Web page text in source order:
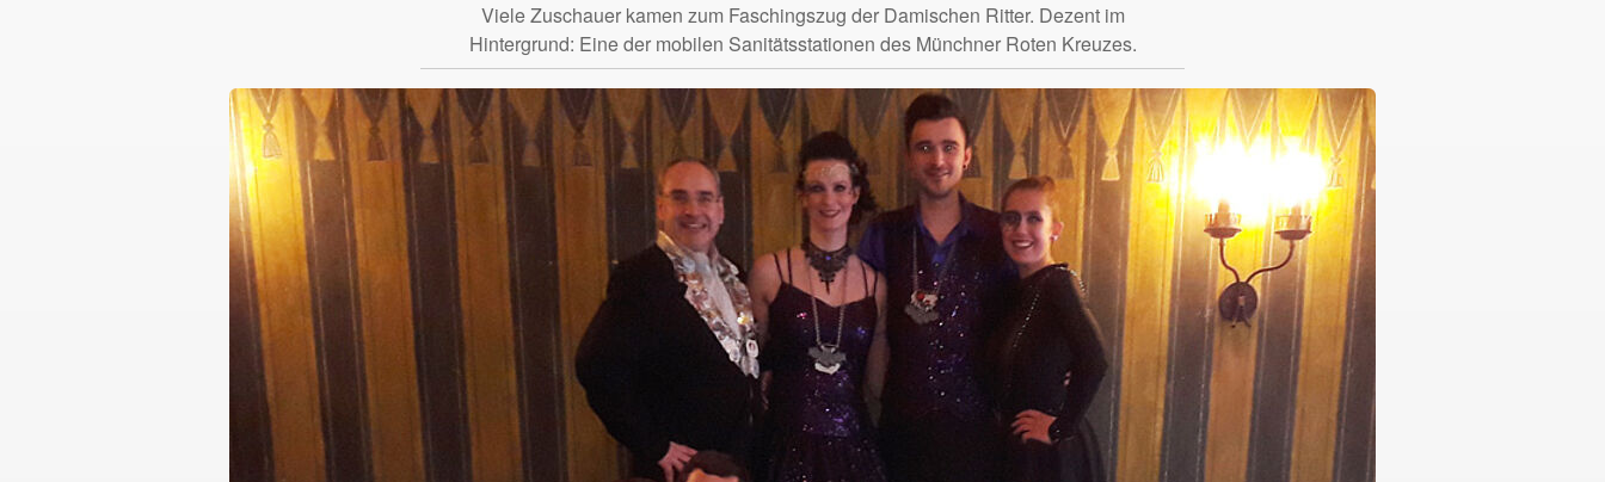
Viele Zuschauer kamen zum Faschingszug der Damischen Ritter. Dezent im
Hintergrund: Eine der mobilen Sanitätsstationen des Münchner Roten Kreuzes.